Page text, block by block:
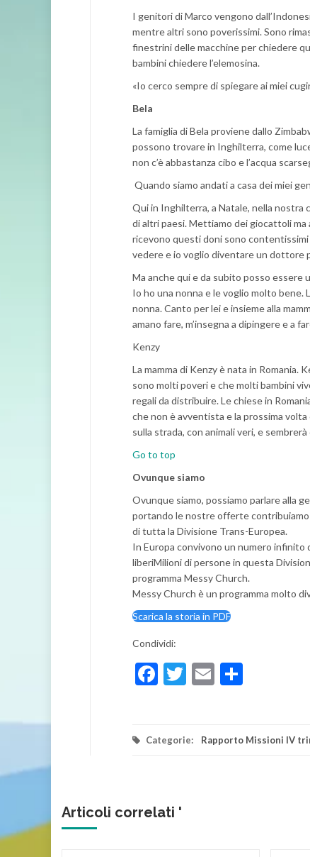
I genitori di Marco vengono
mentre altri sono poverissimi. Sono
finestrini delle macchine per chiedere
bambini chiedere l’elemosina.
«Io cerco sempre di spiegare ai miei
Bela
La famiglia di Bela proviene dallo
possono trovare in Inghilterra, come
non c’è abbastanza cibo e l’acqua
Quando siamo andati a casa dei miei
Qui in Inghilterra, a Natale, nella nostra
di altri paesi. Mettiamo dei giocattoli ma
ricevono questi doni sono contentissimi
vedere e io voglio diventare un dottore
Ma anche qui e da subito posso essere
Io ho una nonna e le voglio molto bene.
nonna. Canto per lei e insieme alla
amano fare, m’insegna a dipingere e a
Kenzy
La mamma di Kenzy è nata in Romania.
sono molti poveri e che molti bambini
regali da distribuire. Le chiese in
che non è avventista e la prossima
sulla strada, con animali veri, e
Go to top
Ovunque siamo
Ovunque siamo, possiamo parlare alla
portando le nostre offerte contribuiamo
di tutta la Divisione Trans-Europea.
In Europa convivono un numero
liberiMilioni di persone in questa
programma Messy Church.
Messy Church è un programma molto
Scarica la storia in PDF
Condividi:
Facebook
Twitter
Email
Categorie: Rapporto Missioni IV
Articoli correlati '